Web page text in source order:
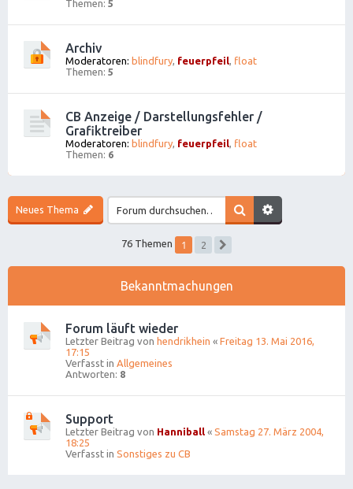
Themen: 5
Archiv
Moderatoren: blindfury feuerpfeil float
Themen: 5
CB Anzeige / Darstellungsfehler /
Grafiktreiber
Moderatoren: blindfury feuerpfeil float
Themen: 6
Neues Thema
76 Themen 1
2
Bekanntmachungen
Forum läuft wieder
Letzter Beitrag von hendrikhein « Freitag 13. Mai 2016,
17:15
Verfasst in Allgemeines
Antworten: 8
Support
Letzter Beitrag von Hanniball « Samstag 27. März 2004,
18:25
Verfasst in Sonstiges zu CB